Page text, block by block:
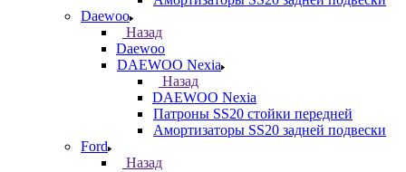
Daewoo
Назад
Daewoo
DAEWOO Nexia
Назад
DAEWOO Nexia
Патроны SS20 стойки передней
Амортизаторы SS20 задней подвески
Ford
Назад